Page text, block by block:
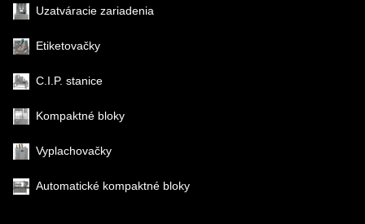
Uzatváracie zariadenia
Etiketovačky
C.I.P. stanice
Kompaktné bloky
Vyplachovačky
Automatické kompaktné bloky